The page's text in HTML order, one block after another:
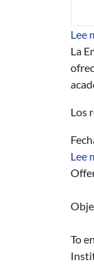
Lee
La
Los
Lee
To